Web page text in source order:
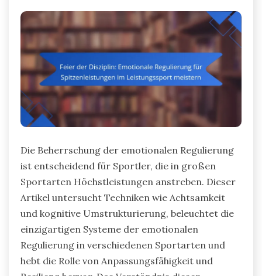
Die Beherrschung der emotionalen Regulierung
ist entscheidend für Sportler, die in großen
Sportarten Höchstleistungen anstreben. Dieser
Artikel untersucht Techniken wie Achtsamkeit
und kognitive Umstrukturierung, beleuchtet die
einzigartigen Systeme der emotionalen
Regulierung in verschiedenen Sportarten und
hebt die Rolle von Anpassungsfähigkeit und